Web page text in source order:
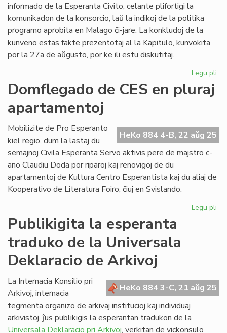
informado de la Esperanta Civito, celante plifortigi la
komunikadon de la konsorcio, laŭ la indikoj de la politika
programo aprobita en Malago ĉi-jare. La konkludoj de la
kunveno estas fakte prezentotaj al la Kapitulo, kunvokita
por la 27a de aŭgusto, por ke ili estu diskutitaj.
Legu pli
Domflegado de CES en pluraj
apartamentoj
HeKo 884 4-B, 22 aŭg 25
Mobilizite de Pro Esperanto
kiel regio, dum la lastaj du
semajnoj Civila Esperanta Servo aktivis pere de majstro c-
ano Claudiu Doda por riparoj kaj renovigoj de du
apartamentoj de Kultura Centro Esperantista kaj du aliaj de
Kooperativo de Literatura Foiro, ĉiuj en Svislando.
Legu pli
Publikigita la esperanta
traduko de la Universala
Deklaracio de Arkivoj
HeKo 884 3-C, 21 aŭg 25
La Internacia Konsilio pri
Arkivoj, internacia
tegmenta organizo de arkivaj institucioj kaj individuaj
arkivistoj, ĵus publikigis la esperantan tradukon de la
Universala Deklaracio pri Arkivoj, verkitan de vickonsulo